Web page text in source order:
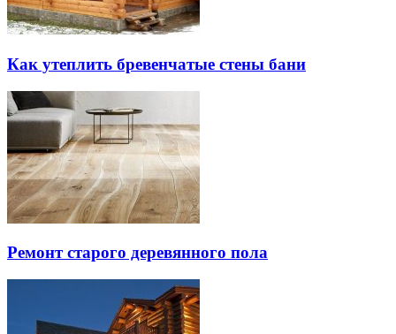
Как утеплить бревенчатые стены бани
Ремонт старого деревянного пола